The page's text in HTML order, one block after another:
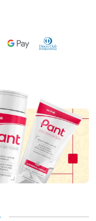
Google PayDiners Club